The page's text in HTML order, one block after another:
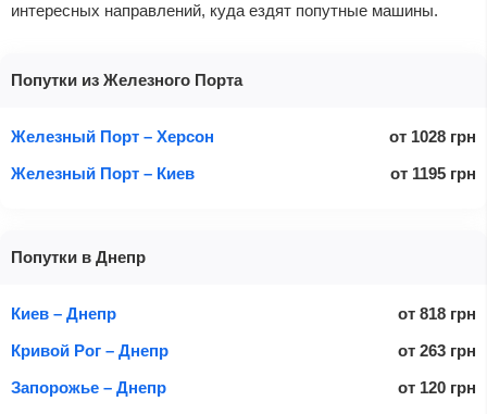
интересных направлений, куда ездят попутные машины.
Попутки из Железного Порта
Железный Порт – Херсон от 1028 грн
Железный Порт – Киев
от 1195 грн
Попутки в Днепр
Киев – Днепр от 818 грн
Кривой Рог – Днепр
от 263 грн
Запорожье – Днепр
от 120 грн